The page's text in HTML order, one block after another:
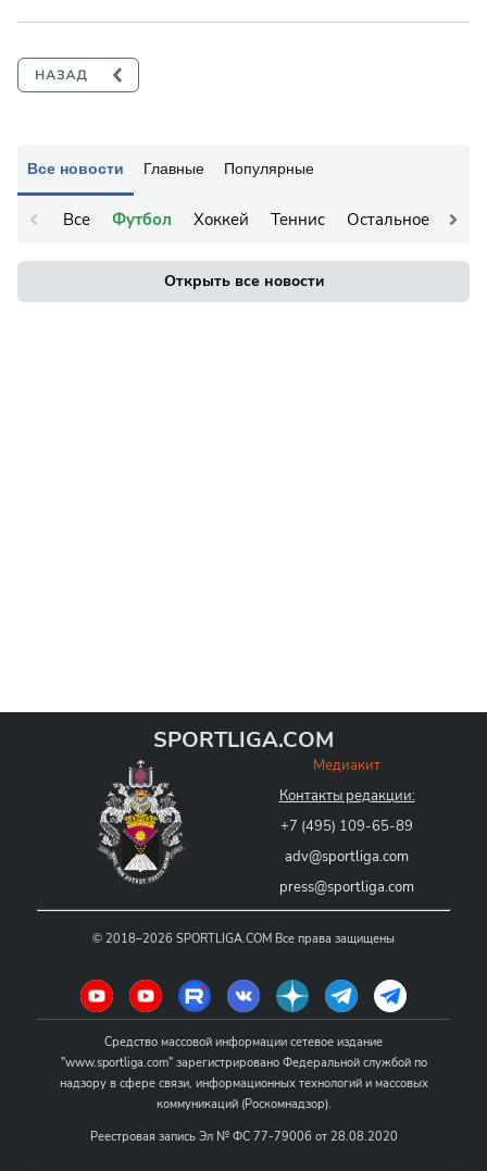
Все новости Главные Популярные
Все Футбол Хоккей Теннис Остальное
Открыть все новости
SPORTLIGA.COM
Медиакит
Контакты редакции:
+7 (495) 109-65-89
adv@sportliga.com
press@sportliga.com
© 2018–2026 SPORTLIGA.COM Все права защищены
Средство массовой информации сетевое издание
"www.sportliga.com" зарегистрировано Федеральной службой по
надзору в сфере связи, информационных технологий и массовых
коммуникаций (Роскомнадзор).
Реестровая запись Эл № ФС 77-79006 от 28.08.2020